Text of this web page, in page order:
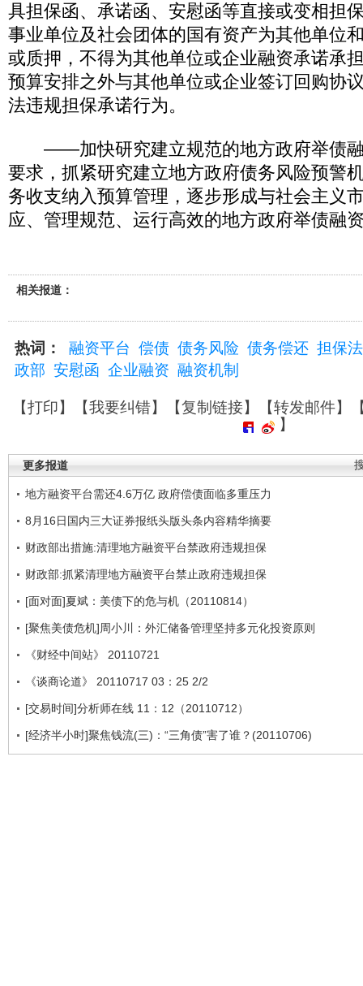
具担保函、承诺函、安慰函等直接或变相担
事业单位及社会团体的国有资产为其他单位
或质押，不得为其他单位或企业融资承诺承
预算安排之外与其他单位或企业签订回购协
法违规担保承诺行为。
——加快研究建立规范的地方政府举债融
要求，抓紧研究建立地方政府债务风险预警
务收支纳入预算管理，逐步形成与社会主义
应、管理规范、运行高效的地方政府举债融
相关报道：
热词： 融资平台 偿债 债务风险 债务偿还 担保法
政部 安慰函 企业融资 融资机制
【打印】【我要纠错】【复制链接】【转发邮件】
】
更多报道
地方融资平台需还4.6万亿 政府偿债面临多重压力
8月16日国内三大证券报纸头版头条内容精华摘要
财政部出措施:清理地方融资平台禁政府违规担保
财政部:抓紧清理地方融资平台禁止政府违规担保
[面对面]夏斌：美债下的危与机（20110814）
[聚焦美债危机]周小川：外汇储备管理坚持多元化投资原则
《财经中间站》 20110721
《谈商论道》 20110717 03：25 2/2
[交易时间]分析师在线 11：12（20110712）
[经济半小时]聚焦钱流(三)：“三角债”害了谁？(20110706)